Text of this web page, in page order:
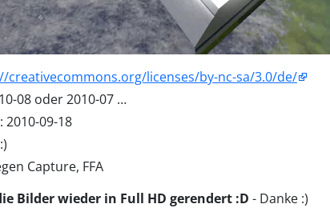
creativecommons.org/licenses/by-nc-sa/3.0/de/
08 oder 2010-07 …
2010-09-18
Capture, FFA
Bilder wieder in Full HD gerendert :D - Danke :)